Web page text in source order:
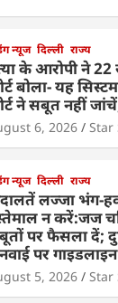
न्यूज दिल्ली राज्य
के आरोपी ने 22
बोला- यह
ने सबूत नहीं
6, 2026 Star
न्यूज दिल्ली राज्य
लज्जा भंग-
न करें:जज
पर फैसला दें;
पर गाइडलाइन
5, 2026 Star